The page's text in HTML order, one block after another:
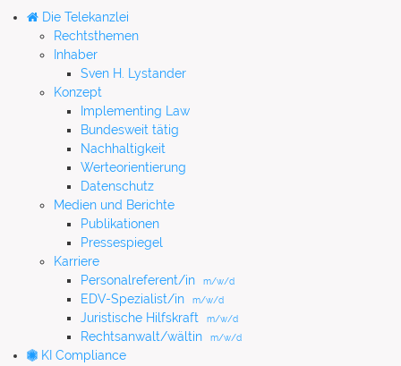
Die Telekanzlei
Rechtsthemen
Inhaber
Sven H. Lystander
Konzept
Implementing Law
Bundesweit tätig
Nachhaltigkeit
Werteorientierung
Datenschutz
Medien und Berichte
Publikationen
Pressespiegel
Karriere
Personalreferent/in
m/w/d
EDV-Spezialist/in m/w/d
Juristische Hilfskraft m/w/d
Rechtsanwalt/wältin m/w/d
KI Compliance